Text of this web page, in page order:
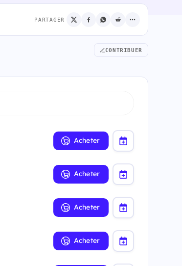
PARTAGER
CONTRIBUER
Acheter
Acheter
Acheter
Acheter